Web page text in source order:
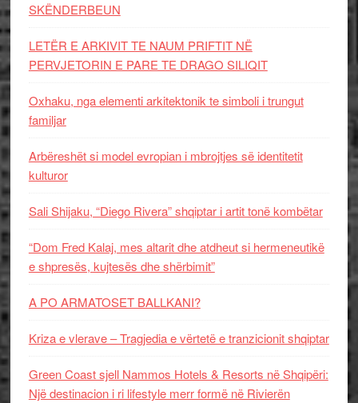
SKËNDERBEUN
LETËR E ARKIVIT TE NAUM PRIFTIT NË
PERVJETORIN E PARE TE DRAGO SILIQIT
Oxhaku, nga elementi arkitektonik te simboli i trungut
familjar
Arbëreshët si model evropian i mbrojtjes së identitetit
kulturor
Sali Shijaku, “Diego Rivera” shqiptar i artit tonë kombëtar
“Dom Fred Kalaj, mes altarit dhe atdheut si hermeneutikë
e shpresës, kujtesës dhe shërbimit”
A PO ARMATOSET BALLKANI?
Kriza e vlerave – Tragjedia e vërtetë e tranzicionit shqiptar
Green Coast sjell Nammos Hotels & Resorts në Shqipëri:
Një destinacion i ri lifestyle merr formë në Rivierën